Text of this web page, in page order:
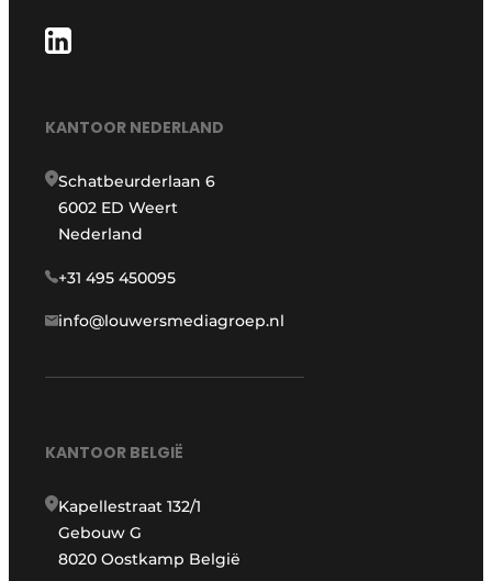
KANTOOR NEDERLAND
Schatbeurderlaan 6
6002 ED Weert
Nederland
+31 495 450095
info@louwersmediagroep.nl
KANTOOR BELGIË
Kapellestraat 132/1
Gebouw G
8020 Oostkamp België